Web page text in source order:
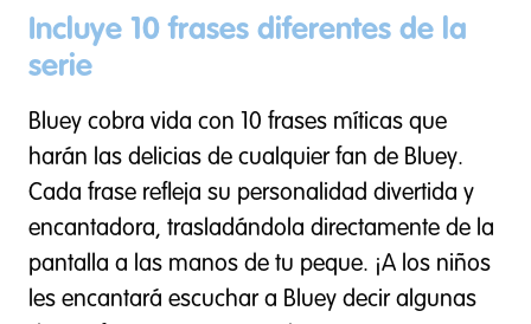
Incluye 10 frases diferentes de la
serie
Bluey cobra vida con 10 frases míticas que
harán las delicias de cualquier fan de Bluey.
Cada frase refleja su personalidad divertida y
encantadora, trasladándola directamente de la
pantalla a las manos de tu peque. ¡A los niños
les encantará escuchar a Bluey decir algunas